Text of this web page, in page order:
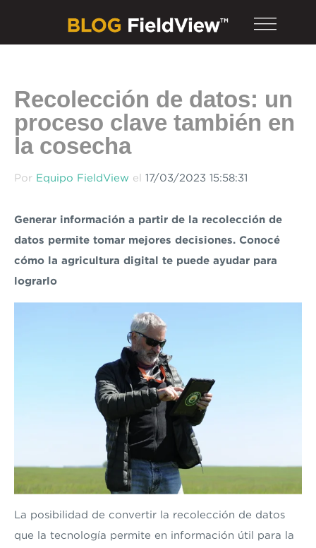
Recolección de datos: un
proceso clave también en
la cosecha
Por Equipo FieldView el 17/03/2023 15:58:31
Generar información a partir de la recolección de
datos permite tomar mejores decisiones. Conocé
cómo la agricultura digital te puede ayudar para
lograrlo
La posibilidad de convertir la recolección de datos
que la tecnología permite en información útil para la